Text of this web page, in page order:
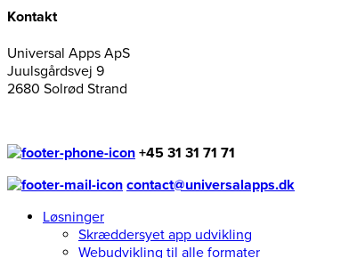
Kontakt
Universal Apps ApS
Juulsgårdsvej 9
2680 Solrød Strand
+45 31 31 71 71
contact@universalapps.dk
Løsninger
Skræddersyet app udvikling
Webudvikling til alle formater